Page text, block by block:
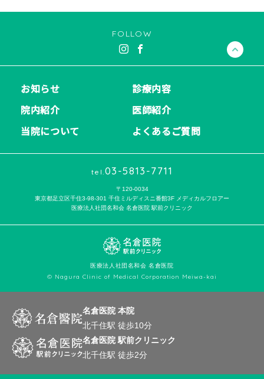
FOLLOW
お知らせ
診療内容
院内紹介
医師紹介
当院について
よくあるご質問
〒120-0034
東京都足立区千住3-98-301 千住ミルディスニ番館3F メディカルフロアー
医療法人社団名和会 名倉医院 駅前クリニック
tel. 03-5813-7711
医療法人社団名和会 名倉医院
© Nagura Clinic of Medical Corporation Meiwa-kai
名倉医院 本院
北千住駅 徒歩10分
名倉医院 駅前クリニック
北千住駅 徒歩2分